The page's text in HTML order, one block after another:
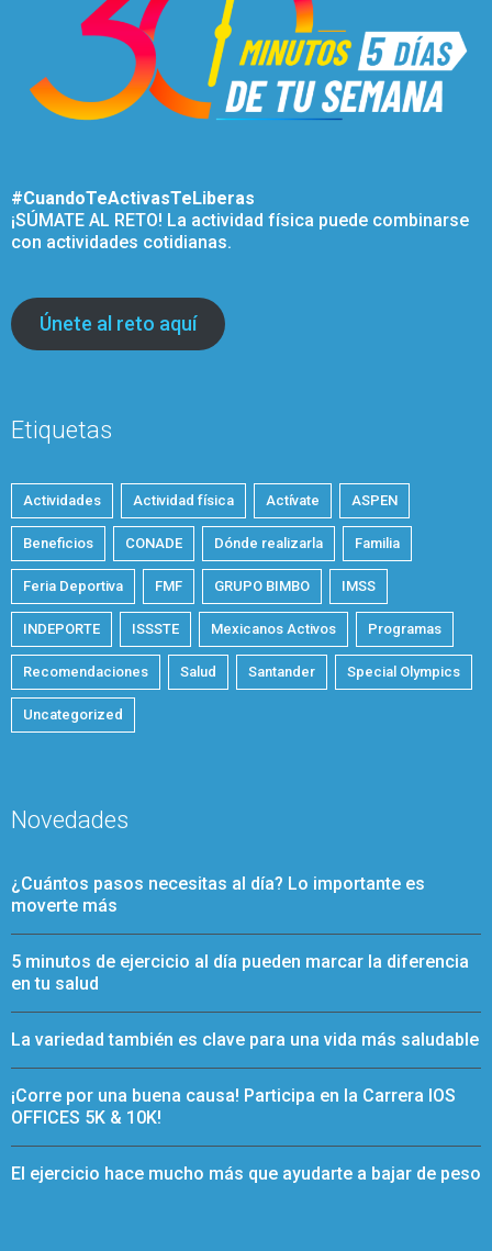
#CuandoTeActivasTeLiberas
¡SÚMATE AL RETO! La actividad física puede combinarse
con actividades cotidianas.
Únete al reto aquí
Etiquetas
Actividades Actividad física Actívate ASPEN
Beneficios CONADE Dónde realizarla Familia
Feria Deportiva FMF GRUPO BIMBO IMSS
INDEPORTE ISSSTE Mexicanos Activos Programas
Recomendaciones Salud Santander Special Olympics
Uncategorized
Novedades
¿Cuántos pasos necesitas al día? Lo importante es
moverte más
5 minutos de ejercicio al día pueden marcar la diferencia
en tu salud
La variedad también es clave para una vida más saludable
¡Corre por una buena causa! Participa en la Carrera IOS
OFFICES 5K & 10K!
El ejercicio hace mucho más que ayudarte a bajar de peso